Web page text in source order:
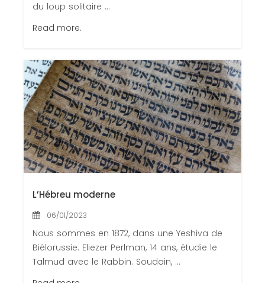
du loup solitaire ...
Read more.
L’Hébreu moderne
06/01/2023
Nous sommes en 1872, dans une Yeshiva de
Biélorussie. Eliezer Perlman, 14 ans, étudie le
Talmud avec le Rabbin. Soudain, ...